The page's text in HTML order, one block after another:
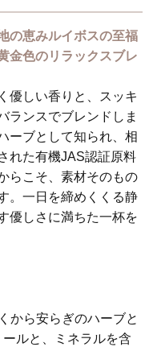
の恵みルイボスの至福
金色のリラックスブレ
優しい香りと、スッキ
ランスでブレンドしま
ーブとして知られ、相
れた有機JAS認証原料
らこそ、素材そのもの
。一日を締めくくる静
優しさに満ちた一杯を
から安らぎのハーブと
ルと、ミネラルを含